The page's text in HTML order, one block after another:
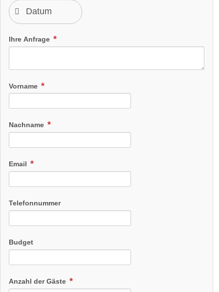
Ihre Anfrage
Vorname
Nachname
Email
Telefonnummer
Budget
Anzahl der Gäste